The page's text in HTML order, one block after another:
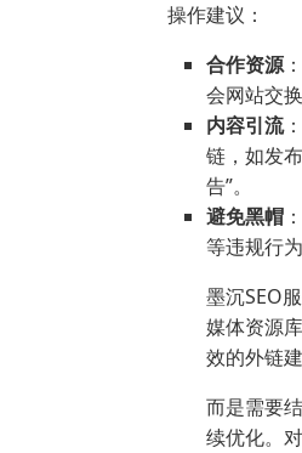
操作建议：
合作资源
会网站交换
内容引流
链，如发
告”。
避免黑帽
等违规行
墨沉SEO
媒体资源
效的外链建
而是需要
续优化。